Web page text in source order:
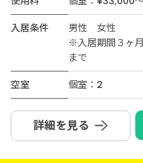
入居条件
男性 女性
※入居期間３ヶ
まで
空室
個室：2
詳細を見る